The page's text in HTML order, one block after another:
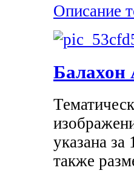
Описание
Балахон
указана
также